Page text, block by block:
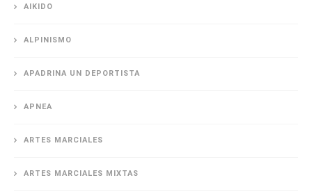
AIKIDO
ALPINISMO
APADRINA UN DEPORTISTA
APNEA
ARTES MARCIALES
ARTES MARCIALES MIXTAS